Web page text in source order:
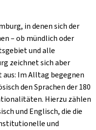
in denen sich der
– ob mündlich oder
und alle
zeichnet sich aber
aus: Im Alltag begegnen
den Sprachen der 180
Hierzu zählen
und Englisch, die die
und